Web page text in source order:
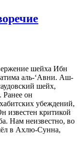
шейха Ибн
аль-‘Авни. Аш-
шейх,
Ранее он
убеждений,
известен критикой
Нам неизвестно, во
в Ахлю-Сунна,